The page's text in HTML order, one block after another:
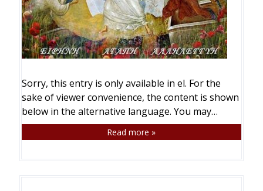
Sorry, this entry is only available in el. For the
sake of viewer convenience, the content is shown
below in the alternative language. You may…
Read more »